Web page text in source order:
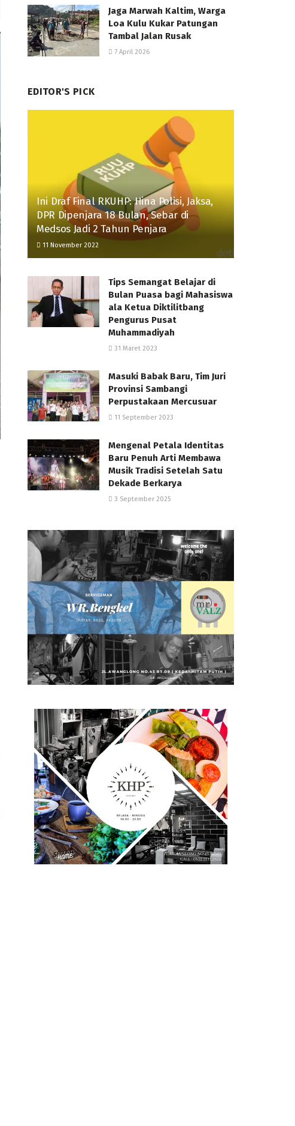
Jaga Marwah Kaltim, Warga
Loa Kulu Kukar Patungan
Tambal Jalan Rusak
7 April 2026
EDITOR'S PICK
Ini Draf Final RKUHP: Hina Polisi, Jaksa,
DPR Dipenjara 18 Bulan, Sebar di
Medsos Jadi 2 Tahun Penjara
11 November 2022
Tips Semangat Belajar di
Bulan Puasa bagi Mahasiswa
ala Ketua Diktilitbang
Pengurus Pusat
Muhammadiyah
31 Maret 2023
Masuki Babak Baru, Tim Juri
Provinsi Sambangi
Perpustakaan Mercusuar
11 September 2023
Mengenal Petala Identitas
Baru Penuh Arti Membawa
Musik Tradisi Setelah Satu
Dekade Berkarya
3 September 2025